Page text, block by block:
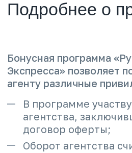
Смотреть все вопросы